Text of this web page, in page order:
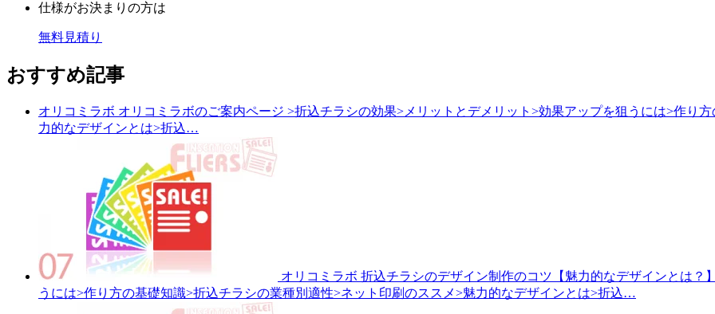
仕様がお決まりの方は
無料見積り
おすすめ記事
オリコミラボ オリコミラボのご案内ページ >折込チラシの効果>メリットとデメリット>効果アップを狙うには>作り
力的なデザインとは>折込…
オリコミラボ 折込チラシのデザイン制作のコツ【魅力的なデザインとは？
うには>作り方の基礎知識>折込チラシの業種別適性>ネット印刷のススメ>魅力的なデザインとは>折込…